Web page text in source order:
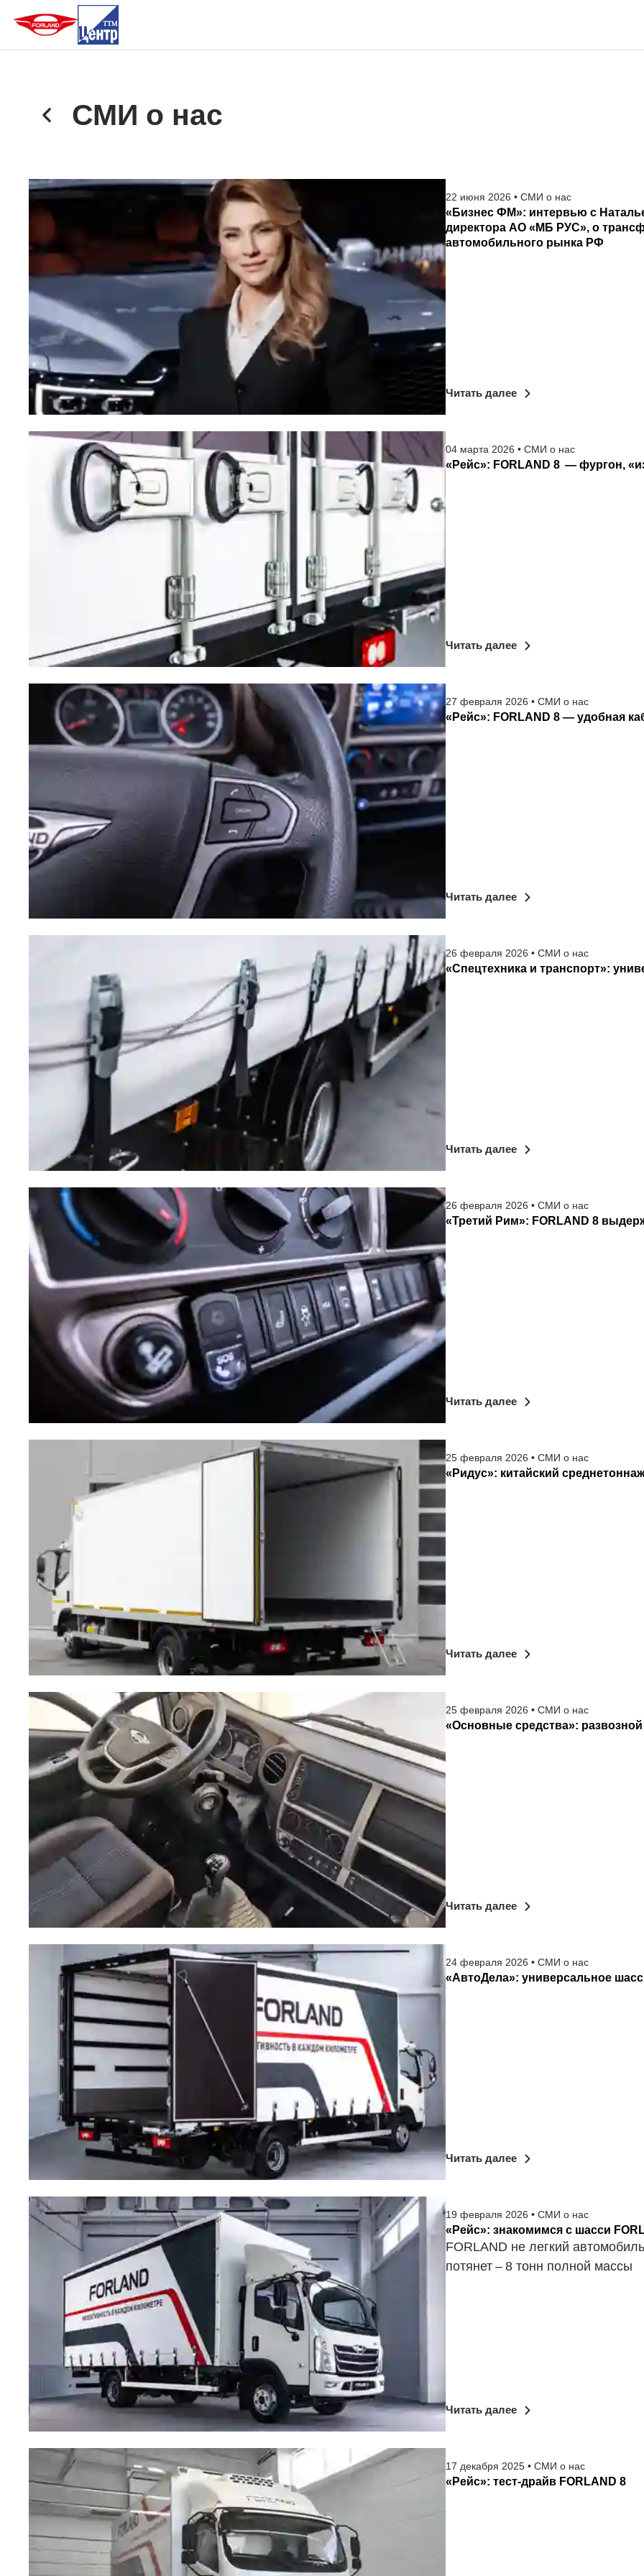
СМИ о нас
22 июня 2026 • СМИ о нас
«Бизнес ФМ»: интервью с
директора АО «МБ РУС», о
автомобильного рынка РФ
Читать далее
04 марта 2026 • СМИ о нас
«Рейс»: FORLAND 8 — фургон,
Читать далее
27 февраля 2026 • СМИ о нас
«Рейс»: FORLAND 8 — удобная
Читать далее
26 февраля 2026 • СМИ о нас
«Спецтехника и транспорт»:
Читать далее
26 февраля 2026 • СМИ о нас
«Третий Рим»: FORLAND 8
Читать далее
25 февраля 2026 • СМИ о нас
«Ридус»: китайский
Читать далее
25 февраля 2026 • СМИ о нас
«Основные средства»:
Читать далее
24 февраля 2026 • СМИ о нас
«АвтоДела»: универсальное
Читать далее
19 февраля 2026 • СМИ о нас
«Рейс»: знакомимся с шасси
FORLAND не легкий
потянет – ​8 тонн полной массы
Читать далее
17 декабря 2025 • СМИ о нас
«Рейс»: тест-драйв FORLAND 8